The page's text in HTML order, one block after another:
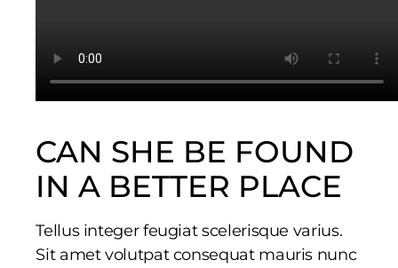
CAN SHE BE FOUND
IN A BETTER PLACE
Tellus integer feugiat scelerisque varius.
Sit amet volutpat consequat mauris nunc